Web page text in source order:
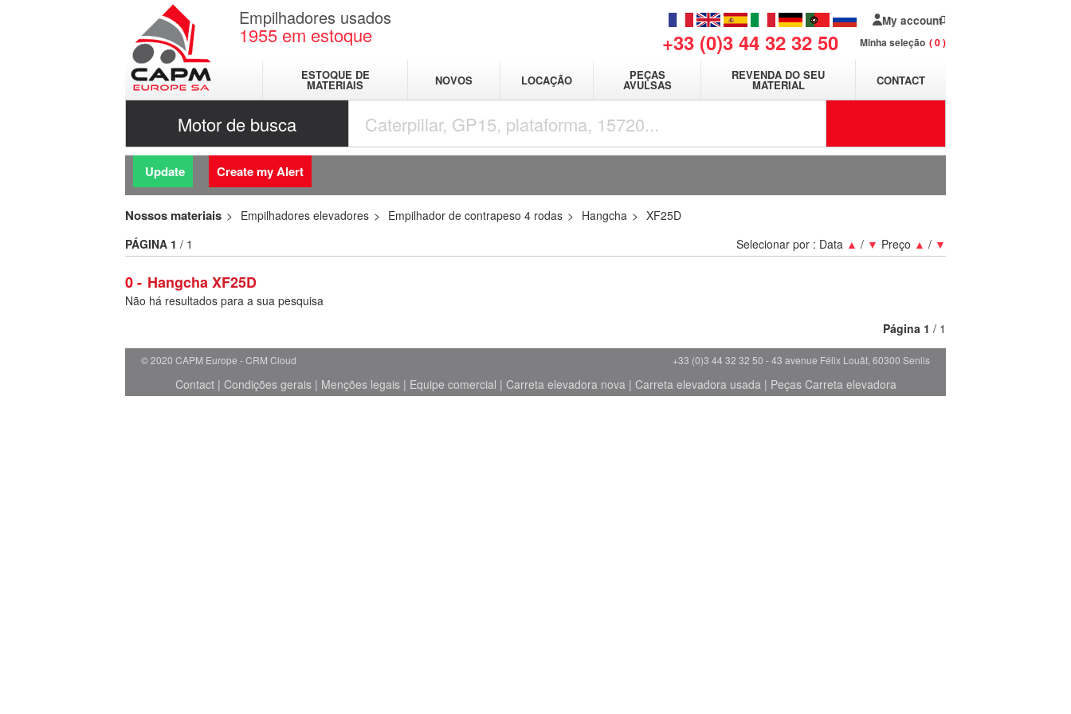
Empilhadores usados
1955 em estoque +33 (0)3 44 32 32 50
My account
Minha seleção 0
ESTOQUE DE
MATERIAIS NOVOS LOCAÇÃO PEÇAS
AVULSAS
REVENDA DO SEU
MATERIAL CONTACT
Motor de busca
Update Create my Alert
Nossos materiais Empilhadores elevadores Empilhador de contrapeso 4 rodas Hangcha XF25D
0 Hangcha XF25D
Selecionar por : Data ▲ / ▼ Preço ▲ / ▼
PÁGINA 1 / 1
Não há resultados para a sua pesquisa
Página 1 / 1
© 2020 CAPM Europe CRM Cloud +33 (0)3 44 32 32 50 - 43 avenue Félix Louât, 60300 Senlis
Contact| Condições gerais| Menções legais| Equipe comercial | Carreta elevadora nova| Carreta elevadora usada| Peças Carreta elevadora